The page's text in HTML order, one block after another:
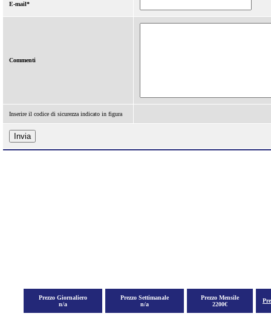
E-mail*
Commenti
Inserire il codice di sicurezza indicato in figura
Prezzo Giornaliero
n/a
Prezzo Settimanale
n/a
Prezzo Mensile
2200€